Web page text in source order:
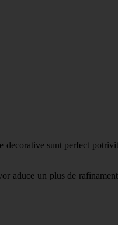
sunt perfect
aduce un plus de